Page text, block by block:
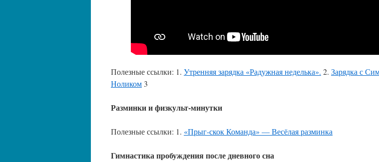
Полезные ссылки: 1. Утренняя зарядка «Радужная неделька». 2. Зарядка с
Ноликом 3
Разминки и физкульт-минутки
Полезные ссылки: 1. «Прыг-скок Команда» — Весёлая разминка
Гимнастика пробуждения после дневного сна